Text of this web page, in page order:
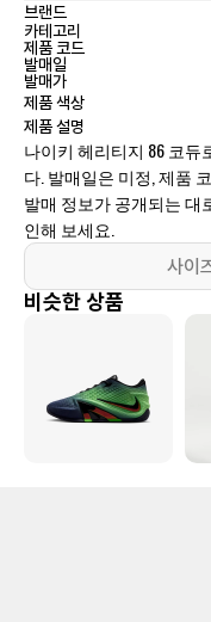
브랜드
카테고리
제품 코드
발매일
발매가
제품 색상
제품 설명
나이키 헤리티지 86 코듀
다. 발매일은 미정, 제품
발매 정보가 공개되는 대
인해 보세요.
사이
비슷한 상품